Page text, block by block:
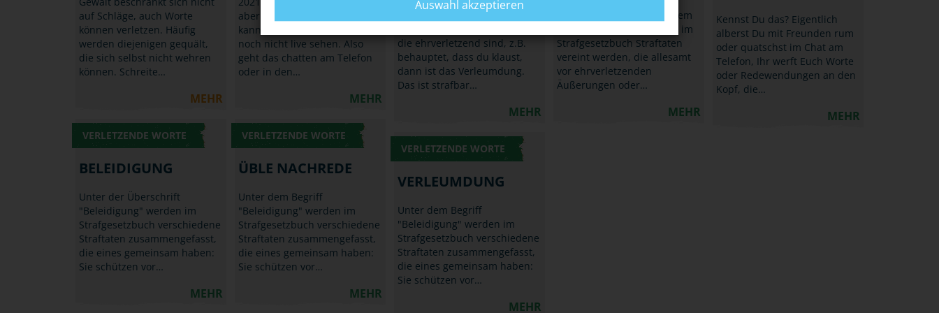
auf Schläge, auch Worte
können verletzen. Häufig
werden diejenigen gequält,
die sich selbst nicht wehren
können. Schreite…
MEHR
aber geht weiter und Du
kannst Deine Freunde immer
noch nicht live sehen. Also
geht das chatten am Telefon
oder in den…
MEHR
Wenn jemand im Internet
die ehrverletzend sind, z.B.
behauptet, dass du klaust,
dann ist das Verleumdung.
Das ist strafbar…
MEHR
War Dir klar, dass unter dem
Oberbegriff "Beleidigung" im
Strafgesetzbuch Straftaten
vereint werden, die allesamt
vor ehrverletzenden
Äußerungen oder…
MEHR
Kennst Du das? Eigentlich
alberst Du mit Freunden rum
oder quatschst im Chat am
Telefon, Ihr werft Euch Worte
oder Redewendungen an den
Kopf, die…
MEHR
VERLETZENDE WORTE
BELEIDIGUNG
Unter der Überschrift
"Beleidigung" werden im
Strafgesetzbuch verschiedene
Straftaten zusammengefasst,
die eines gemeinsam haben:
Sie schützen vor…
MEHR
VERLETZENDE WORTE
ÜBLE NACHREDE
Unter dem Begriff
"Beleidigung" werden im
Strafgesetzbuch verschiedene
Straftaten zusammengefasst,
die eines gemeinsam haben:
Sie schützen vor…
MEHR
VERLETZENDE WORTE
VERLEUMDUNG
Unter dem Begriff
"Beleidigung" werden im
Strafgesetzbuch verschiedene
Straftaten zusammengefasst,
die eines gemeinsam haben:
Sie schützen vor…
MEHR
Auswahl akzeptieren